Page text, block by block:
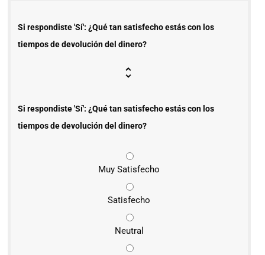
Si respondiste 'Sí': ¿Qué tan satisfecho estás con los
tiempos de devolución del dinero?
Si respondiste 'Sí': ¿Qué tan satisfecho estás con los
tiempos de devolución del dinero?
Muy Satisfecho
Satisfecho
Neutral